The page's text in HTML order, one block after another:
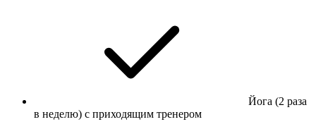
Йога (2 раза
в неделю) с приходящим тренером